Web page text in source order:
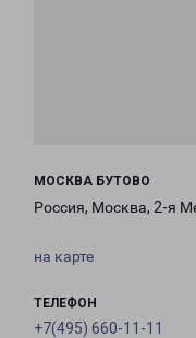
МОСКВА БУТОВО
Россия, Москва, 2-я
на карте
ТЕЛЕФОН
+7(495) 660-11-11